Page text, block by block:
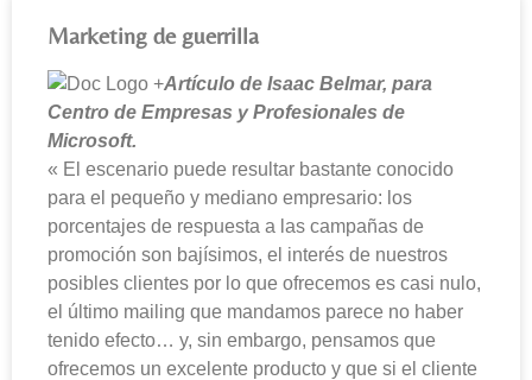
Marketing de guerrilla
Artículo de Isaac Belmar, para
Centro de Empresas y Profesionales de
Microsoft.
« El escenario puede resultar bastante conocido
para el pequeño y mediano empresario: los
porcentajes de respuesta a las campañas de
promoción son bajísimos, el interés de nuestros
posibles clientes por lo que ofrecemos es casi nulo,
el último mailing que mandamos parece no haber
tenido efecto… y, sin embargo, pensamos que
ofrecemos un excelente producto y que si el cliente